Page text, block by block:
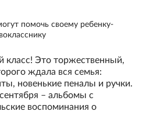
помочь своему ребенку-
класс! Это торжественный,
ждала вся семья:
новенькие пеналы и ручки.
– альбомы с
воспоминания о